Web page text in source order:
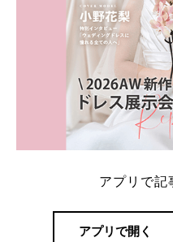
アプリで記
アプリで開く